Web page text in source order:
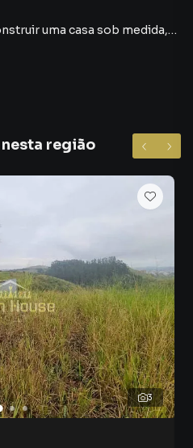
região
3